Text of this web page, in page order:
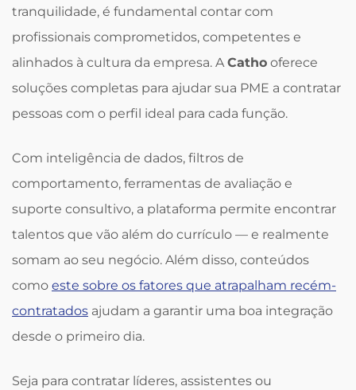
tranquilidade, é fundamental contar com
profissionais comprometidos, competentes e
alinhados à cultura da empresa. ACatho oferece
soluções completas para ajudar sua PME a contratar
pessoas com o perfil ideal para cada função.
Com inteligência de dados, filtros de
comportamento, ferramentas de avaliação e
suporte consultivo, a plataforma permite encontrar
talentos que vão além do currículo — e realmente
somam ao seu negócio. Além disso, conteúdos
como este sobre os fatores que atrapalham recém-
contratados ajudam a garantir uma boa integração
desde o primeiro dia.
Seja para contratar líderes, assistentes ou